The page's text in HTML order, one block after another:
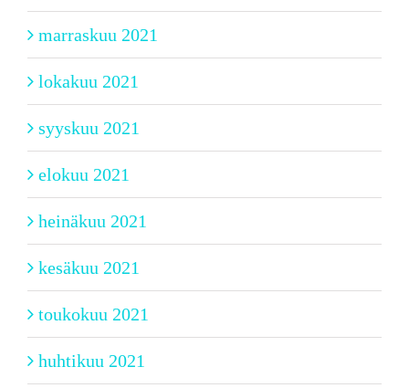
marraskuu 2021
lokakuu 2021
syyskuu 2021
elokuu 2021
heinäkuu 2021
kesäkuu 2021
toukokuu 2021
huhtikuu 2021